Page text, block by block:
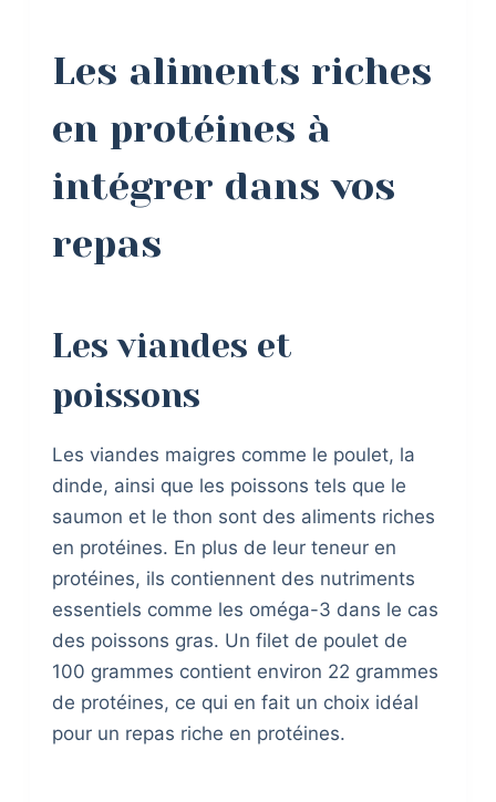
Les aliments riches
en protéines à
intégrer dans vos
repas
Les viandes et
poissons
Les viandes maigres comme le poulet, la
dinde, ainsi que les poissons tels que le
saumon et le thon sont des aliments riches
en protéines. En plus de leur teneur en
protéines, ils contiennent des nutriments
essentiels comme les oméga-3 dans le cas
des poissons gras. Un filet de poulet de
100 grammes contient environ 22 grammes
de protéines, ce qui en fait un choix idéal
pour un repas riche en protéines.